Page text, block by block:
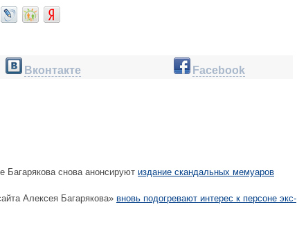
Вконтакте Facebook
Багарякова снова анонсируют издание скандальных мемуаров
Алексея Багарякова» вновь подогревают интерес к персоне экс-